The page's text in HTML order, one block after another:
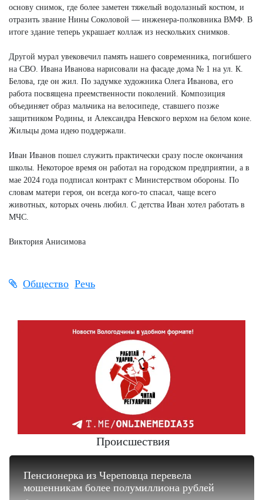
основу снимок, где более заметен тяжелый водолазный костюм, и
отразить звание Нины Соколовой — инженера-полковника ВМФ. В
итоге здание теперь украшает коллаж из нескольких снимков.
Другой мурал увековечил память нашего современника, погибшего
на СВО. Ивана Иванова нарисовали на фасаде дома № 1 на ул. К.
Белова, где он жил. По задумке художника Олега Иванова, его
работа посвящена преемственности поколений. Композиция
объединяет образ мальчика на велосипеде, ставшего позже
защитником Родины, и Александра Невского верхом на белом коне.
Жильцы дома идею поддержали.
Иван Иванов пошел служить практически сразу после окончания
школы. Некоторое время он работал на городском предприятии, а в
мае 2024 года подписал контракт с Министерством обороны. По
словам матери героя, он всегда кого-то спасал, чаще всего
животных, которых очень любил. С детства Иван хотел работать в
МЧС.
Виктория Анисимова
Общество Речь
Происшествия
Пенсионерка из Череповца перевела
мошенникам более полумиллиона рублей